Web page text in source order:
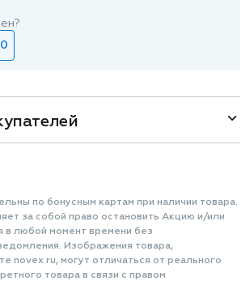
по бонусным картам при наличии товара.
за собой право остановить Акцию и/или
в любой момент времени без
Изображения товара,
novex.ru, могут отличаться от реального
товара в связи с правом